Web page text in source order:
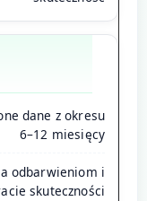
dane z okresu
6–12 miesięcy
odbarwieniom i
skuteczności